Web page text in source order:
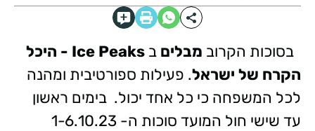
בסוכות הקרוב מבלים ב
Ice Peaks - היכל
הקרח של ישראל. פעילות ספורטיבית ומהנה
לכל המשפחה כי כל אחד יכול. בימים ראשון
עד שישי חול המועד סוכות ה- 1-6.10.23